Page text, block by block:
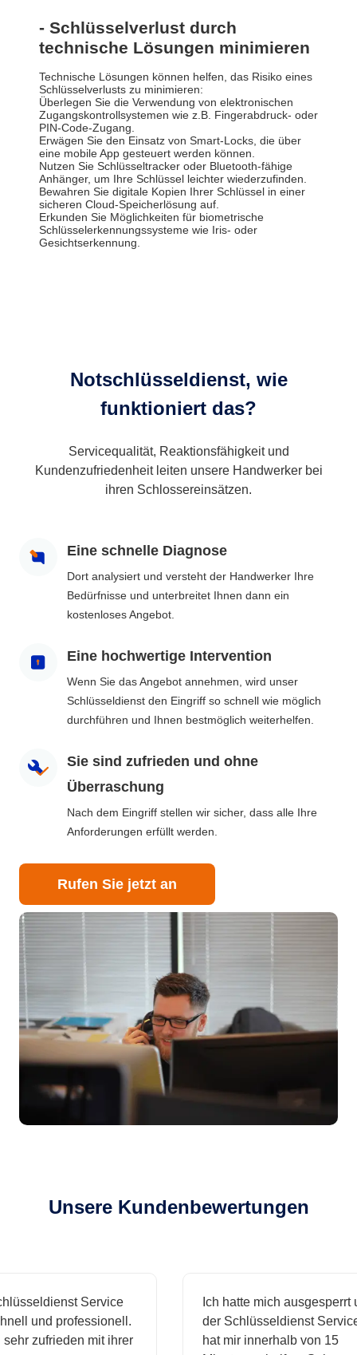
- Schlüsselverlust durch
technische Lösungen minimieren
Technische Lösungen können helfen, das Risiko eines
Schlüsselverlusts zu minimieren:
Überlegen Sie die Verwendung von elektronischen
Zugangskontrollsystemen wie z.B. Fingerabdruck- oder
PIN-Code-Zugang.
Erwägen Sie den Einsatz von Smart-Locks, die über
eine mobile App gesteuert werden können.
Nutzen Sie Schlüsseltracker oder Bluetooth-fähige
Anhänger, um Ihre Schlüssel leichter wiederzufinden.
Bewahren Sie digitale Kopien Ihrer Schlüssel in einer
sicheren Cloud-Speicherlösung auf.
Erkunden Sie Möglichkeiten für biometrische
Schlüsselerkennungssysteme wie Iris- oder
Gesichtserkennung.
Notschlüsseldienst, wie
funktioniert das?
Servicequalität, Reaktionsfähigkeit und
Kundenzufriedenheit leiten unsere Handwerker bei
ihren Schlossereinsätzen.
Eine schnelle Diagnose
Dort analysiert und versteht der Handwerker Ihre
Bedürfnisse und unterbreitet Ihnen dann ein
kostenloses Angebot.
Eine hochwertige Intervention
Wenn Sie das Angebot annehmen, wird unser
Schlüsseldienst den Eingriff so schnell wie möglich
durchführen und Ihnen bestmöglich weiterhelfen.
Sie sind zufrieden und ohne
Überraschung
Nach dem Eingriff stellen wir sicher, dass alle Ihre
Anforderungen erfüllt werden.
Rufen Sie jetzt an
Unsere Kundenbewertungen
Service
und professionell.
zufrieden mit ihrer
Ich hatte mich ausgesperrt
der Schlüsseldienst Service
hat mir innerhalb von 15